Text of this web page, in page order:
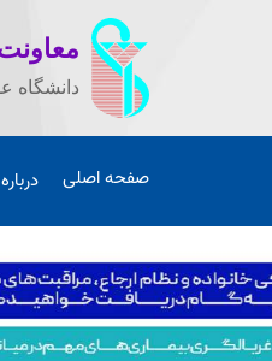
دانشگاه
صفحه اصلی